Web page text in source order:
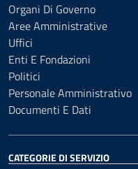
Organi Di Governo
Aree Amministrative
Uffici
Enti E Fondazioni
Politici
Personale Amministrativo
Documenti E Dati
CATEGORIE DI SERVIZIO